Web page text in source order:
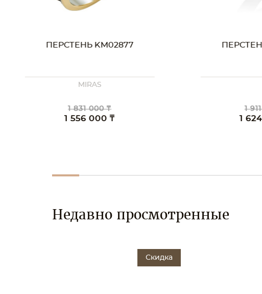
KM02877
1 556 000 ₸
ПЕРСТЕНЬ KM02637
1 624 000 ₸
Недавно просмотренные
Скидка